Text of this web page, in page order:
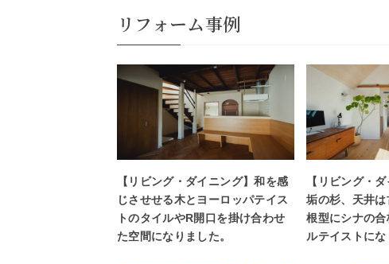
リフォーム事例
【リビング・ダイニング】和を感
じさせせる木とヨーロッパテイス
トのタイルやR開口を掛け合わせ
た空間になりました。
【リビング・
垢の杉、天井
根型にシナの
ルテイストにな